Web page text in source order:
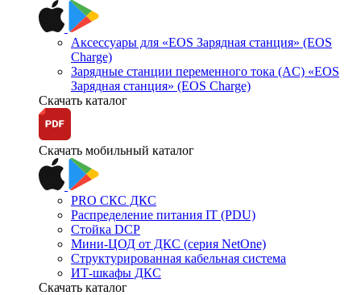
Аксессуары для «EOS Зарядная станция» (EOS
Charge)
Зарядные станции переменного тока (AC) «EOS
Зарядная станция» (EOS Charge)
Скачать каталог
Скачать мобильный каталог
PRO СКС ДКС
Распределение питания IT (PDU)
Стойка DCP
Мини-ЦОД от ДКС (серия NetOne)
Структурированная кабельная система
ИТ-шкафы ДКС
Скачать каталог